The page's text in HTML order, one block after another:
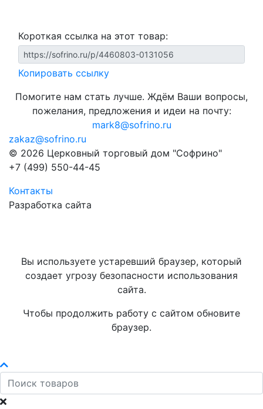
Короткая ссылка на этот товар:
Копировать ссылку
Помогите нам стать лучше. Ждём Ваши вопросы,
пожелания, предложения и идеи на почту:
mark8@sofrino.ru
zakaz@sofrino.ru
© 2026 Церковный торговый дом "Софрино"
+7 (499) 550-44-45
Контакты
Разработка сайта
Вы используете устаревший браузер, который
создает угрозу безопасности использования
сайта.
Чтобы продолжить работу с сайтом обновите
браузер.